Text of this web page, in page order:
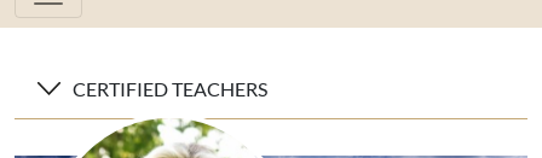
CERTIFIED TEACHERS